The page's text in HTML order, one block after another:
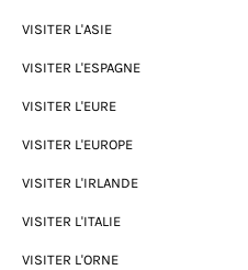
VISITER L'ASIE
VISITER L'ESPAGNE
VISITER L'EURE
VISITER L'EUROPE
VISITER L'IRLANDE
VISITER L'ITALIE
VISITER L'ORNE